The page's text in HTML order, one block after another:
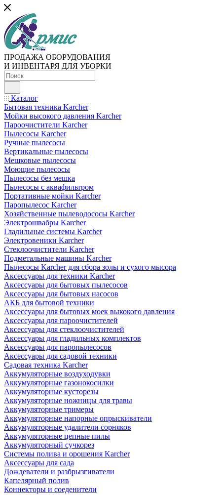
ПРОДАЖА ОБОРУДОВАНИЯ
И ИНВЕНТАРЯ ДЛЯ УБОРКИ
Каталог
Бытовая техника Karcher
Мойки высокого давления Karcher
Пароочистители Karcher
Пылесосы Karcher
Ручные пылесосы
Вертикальные пылесосы
Мешковые пылесосы
Моющие пылесосы
Пылесосы без мешка
Пылесосы с аквафильтром
Портативные мойки Karcher
Паропылесос Karcher
Хозяйственные пылеводососы Karcher
Электрошвабры Karcher
Гладильные системы Karcher
Электровеники Karcher
Стеклоочистители Karcher
Подметальные машины Karcher
Пылесосы Karcher для сбора золы и сухого мысора
Аксессуары для техники Karcher
Аксессуары для бытовых пылесосов
Аксессуары для бытовых насосов
АКБ для бытовой техники
Аксессуары для бытовых моек выкокого давления
Аксессуары для пароочистителей
Аксессуары для стеклоочистителей
Аксессуары для гладильных комплектов
Аксессуары для паропылесосов
Аксессуары для садовой техники
Садовая техника Karcher
Аккумуляторные воздуходувки
Аккумуляторные газонокосилки
Аккумуляторные кусторезы
Аккумуляторные ножницы для травы
Аккумуляторные тримеры
Аккумуляторные напорные опрыскиватели
Аккумуляторные удалители сорняков
Аккумуляторные цепные пилы
Аккумуляторный сучкорез
Системы полива и орошения Karcher
Аксессуары для сада
Дождеватели и разбрызгиватели
Капелярный полив
Коннекторы и соеденители